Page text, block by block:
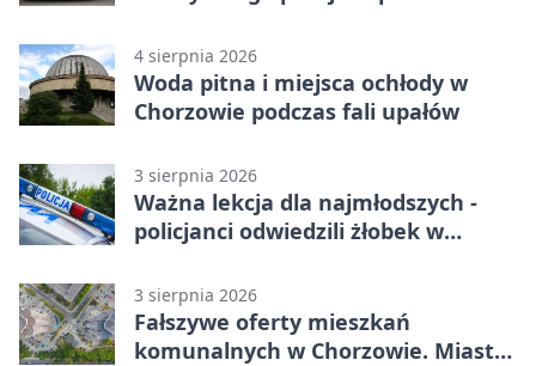
4 sierpnia 2026
Woda pitna i miejsca ochłody w
Chorzowie podczas fali upałów
3 sierpnia 2026
Ważna lekcja dla najmłodszych -
policjanci odwiedzili żłobek w
3 sierpnia 2026
Fałszywe oferty mieszkań
komunalnych w Chorzowie. Miasto